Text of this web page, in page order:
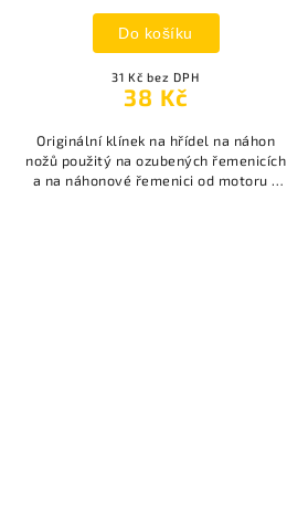
31 Kč bez DPH
38 Kč
Do košíku
Originální klínek na hřídel na náhon
nožů použitý na ozubených řemenicích
a na náhonové řemenici od motoru k